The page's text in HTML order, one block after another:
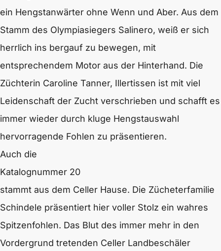
ein Hengstanwärter ohne Wenn und Aber. Aus dem
Stamm des Olympiasiegers Salinero, weiß er sich
herrlich ins bergauf zu bewegen, mit
entsprechendem Motor aus der Hinterhand. Die
Züchterin Caroline Tanner, Illertissen ist mit viel
Leidenschaft der Zucht verschrieben und schafft es
immer wieder durch kluge Hengstauswahl
hervorragende Fohlen zu präsentieren.
Auch die
Katalognummer 20
stammt aus dem Celler Hause. Die Zücheterfamilie
Schindele präsentiert hier voller Stolz ein wahres
Spitzenfohlen. Das Blut des immer mehr in den
Vordergrund tretenden Celler Landbeschäler